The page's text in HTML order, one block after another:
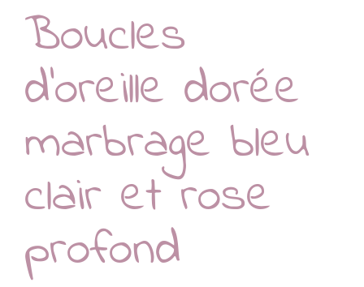
Boucles
d’oreille dorée
marbrage bleu
clair et rose
profond